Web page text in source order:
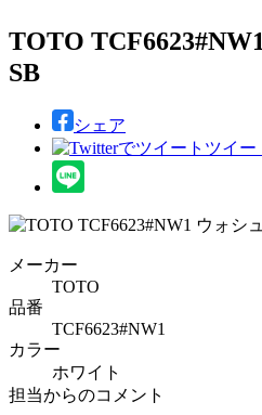
TOTO
SB
シェア
ツイー
メーカー
TOTO
品番
TCF6623#NW1
カラー
ホワイト
担当からのコメント